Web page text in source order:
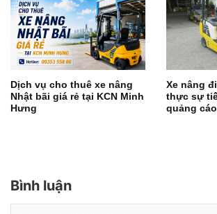
Dịch vụ cho thuê xe nâng
Nhật bãi giá rẻ tại KCN Minh
Hưng
Xe nâng
thực sự
quảng
Bình luận